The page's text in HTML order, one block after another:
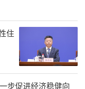
住
步促进经济稳健向